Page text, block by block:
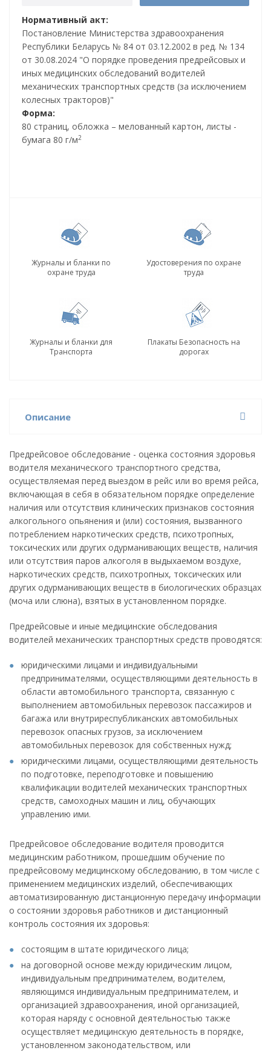
Нормативный акт:
Постановление Министерства здравоохранения
Республики Беларусь № 84 от 03.12.2002 в ред. № 134
от 30.08.2024 "О порядке проведения предрейсовых и
иных медицинских обследований водителей
механических транспортных средств (за исключением
колесных тракторов)"
Форма:
80 страниц, обложка – мелованный картон, листы -
бумага 80 г/м2
Журналы и бланки по
охране труда
Удостоверения по охране
труда
Журналы и бланки для
Транспорта
Плакаты Безопасность на
дорогах
Описание
Предрейсовое обследование - оценка состояния здоровья
водителя механического транспортного средства,
осуществляемая перед выездом в рейс или во время рейса,
включающая в себя в обязательном порядке определение
наличия или отсутствия клинических признаков состояния
алкогольного опьянения и (или) состояния, вызванного
потреблением наркотических средств, психотропных,
токсических или других одурманивающих веществ, наличия
или отсутствия паров алкоголя в выдыхаемом воздухе,
наркотических средств, психотропных, токсических или
других одурманивающих веществ в биологических образцах
(моча или слюна), взятых в установленном порядке.
Предрейсовые и иные медицинские обследования
водителей механических транспортных средств проводятся:
юридическими лицами и индивидуальными
предпринимателями, осуществляющими деятельность в
области автомобильного транспорта, связанную с
выполнением автомобильных перевозок пассажиров и
багажа или внутриреспубликанских автомобильных
перевозок опасных грузов, за исключением
автомобильных перевозок для собственных нужд;
юридическими лицами, осуществляющими деятельность
по подготовке, переподготовке и повышению
квалификации водителей механических транспортных
средств, самоходных машин и лиц, обучающих
управлению ими.
Предрейсовое обследование водителя проводится
медицинским работником, прошедшим обучение по
предрейсовому медицинскому обследованию, в том числе с
применением медицинских изделий, обеспечивающих
автоматизированную дистанционную передачу информации
о состоянии здоровья работников и дистанционный
контроль состояния их здоровья:
состоящим в штате юридического лица;
на договорной основе между юридическим лицом,
индивидуальным предпринимателем, водителем,
являющимся индивидуальным предпринимателем, и
организацией здравоохранения, иной организацией,
которая наряду с основной деятельностью также
осуществляет медицинскую деятельность в порядке,
установленном законодательством, или